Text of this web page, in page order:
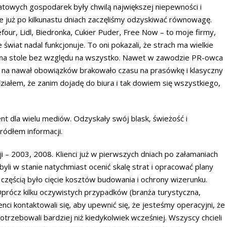
gospodarek były chwilą największej niepewności i
już po kilkunastu dniach zaczęliśmy odzyskiwać równowagę.
Lidl, Biedronka, Cukier Puder, Free Now – to moje firmy,
nadal funkcjonuje. To oni pokazali, że strach ma wielkie
stole bez względu na wszystko. Nawet w zawodzie PR-owca
nawał obowiązków brakowało czasu na prasówkę i klasyczny
że zanim dojadę do biura i tak dowiem się wszystkiego,
dla wielu mediów. Odzyskały swój blask, świeżość i
informacji.
2003, 2008. Klienci już w pierwszych dniach po załamaniach
w stanie natychmiast ocenić skalę strat i opracować plany
było cięcie kosztów budowania i ochrony wizerunku.
kilku oczywistych przypadków (branża turystyczna,
kontaktowali się, aby upewnić się, że jesteśmy operacyjni, że
bardziej niż kiedykolwiek wcześniej. Wszyscy chcieli